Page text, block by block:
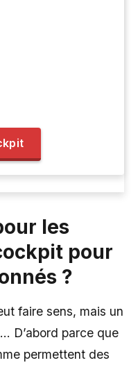
les
pour
?
faire sens, mais un
D’abord parce que
permettent des